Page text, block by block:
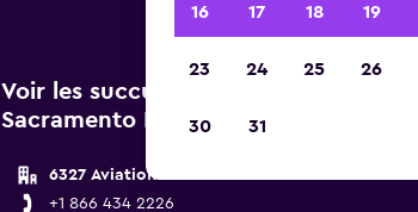
Voir les succursales Thrifty près de
Sacramento Intl
6327 Aviation Drive
+1 866 434 2226
16 17 18 19
23 24 25 26
30 31